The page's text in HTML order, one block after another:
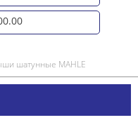
шатунные MAHLE